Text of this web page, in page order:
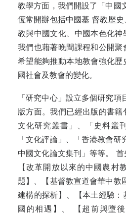
教學方面，我們開設了「中國
恆常開辦包括中國基 督教歷
教與中國文化、中國本色化神
我們也藉著晚間課程和公開聚
希望能夠推動本地教會強化歷
國社會及教會的變化。
「研究中心」設立多個研究
版方面。我們已經出版的書
文化研究叢書」、「史料叢
「文化評論」、「香港教會
中國文化論文集刊」等等。
【改革開放以來的中國農村
題】、【基督教宣道會華中教
建構的探析】、【本土經驗：
國的相遇】、 【超前與墮